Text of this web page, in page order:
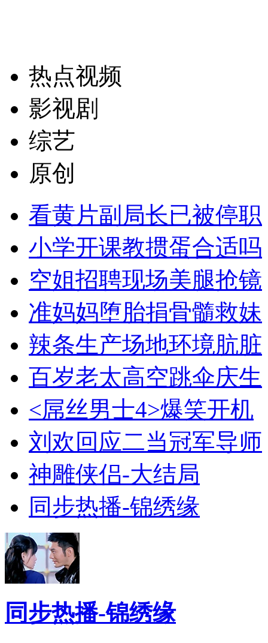
热点视频
影视剧
综艺
原创
看黄片副局长已被停职
小学开课教掼蛋合适吗
空姐招聘现场美腿抢镜
准妈妈堕胎捐骨髓救妹
辣条生产场地环境肮脏
百岁老太高空跳伞庆生
<屌丝男士4>爆笑开机
刘欢回应二当冠军导师
神雕侠侣-大结局
同步热播-锦绣缘
同步热播-锦绣缘